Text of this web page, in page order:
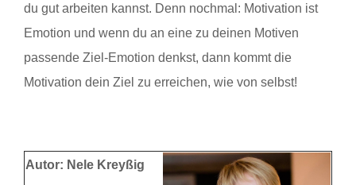
du gut arbeiten kannst. Denn nochmal: Motivation ist
Emotion und wenn du an eine zu deinen Motiven
passende Ziel-Emotion denkst, dann kommt die
Motivation dein Ziel zu erreichen, wie von selbst!
Autor: Nele Kreyßig